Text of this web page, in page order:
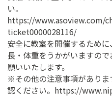
い。
https://www.asoview.com/
ticket0000028116/
安全に教室を開催するため
長・体重をうかがいますの
願いいたします。
※その他の注意事項があり
認ください。https://